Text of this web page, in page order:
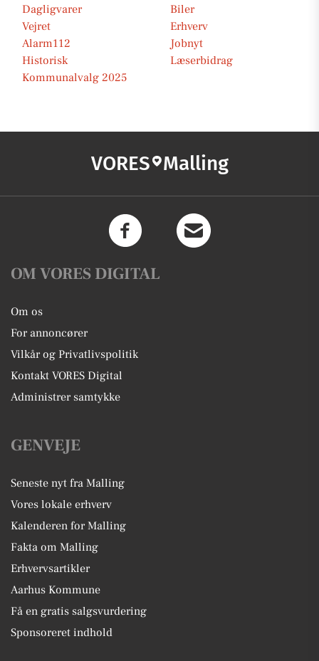
Dagligvarer
Biler
Vejret
Erhverv
Alarm112
Jobnyt
Historisk
Læserbidrag
Kommunalvalg 2025
VORES Malling
OM VORES DIGITAL
Om os
For annoncører
Vilkår og Privatlivspolitik
Kontakt VORES Digital
Administrer samtykke
GENVEJE
Seneste nyt fra Malling
Vores lokale erhverv
Kalenderen for Malling
Fakta om Malling
Erhvervsartikler
Aarhus Kommune
Få en gratis salgsvurdering
Sponsoreret indhold